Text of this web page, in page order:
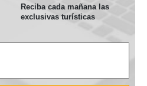
Reciba cada mañana las
exclusivas turísticas